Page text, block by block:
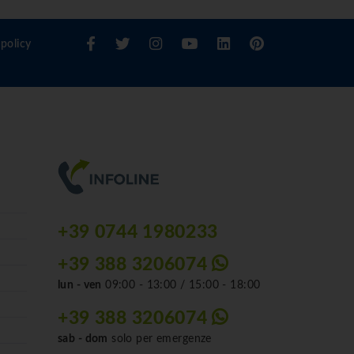
policy
+39 0744 1980233
+39 388 3206074
lun - ven 09:00 - 13:00 / 15:00 - 18:00
+39 388 3206074
sab - dom solo per emergenze